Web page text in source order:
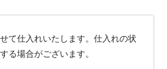
て仕入れいたします。仕入れの状
る場合がございます。